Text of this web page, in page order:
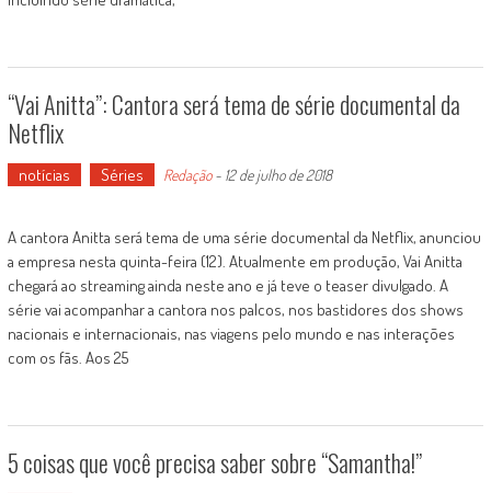
“Vai Anitta”: Cantora será tema de série documental da
Netflix
notícias Séries Redação- 12 de julho de 2018
A cantora Anitta será tema de uma série documental da Netflix, anunciou
a empresa nesta quinta-feira (12). Atualmente em produção, Vai Anitta
chegará ao streaming ainda neste ano e já teve o teaser divulgado. A
série vai acompanhar a cantora nos palcos, nos bastidores dos shows
nacionais e internacionais, nas viagens pelo mundo e nas interações
com os fãs. Aos 25
5 coisas que você precisa saber sobre “Samantha!”